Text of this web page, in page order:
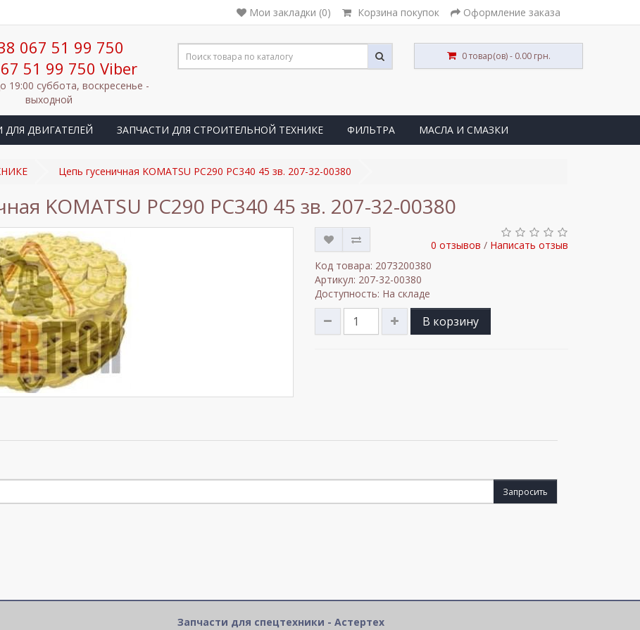
Мои закладки (0) Корзина покупок Оформление заказа
067 51 99 750
51 99 750 Viber
19:00 суббота, воскресенье -
выходной
0 товар(ов) - 0.00 грн.
ДЛЯ ДВИГАТЕЛЕЙ ЗАПЧАСТИ ДЛЯ СТРОИТЕЛЬНОЙ ТЕХНИКЕ ФИЛЬТРА МАСЛА И СМАЗКИ
Цепь гусеничная KOMATSU PC290 PC340 45 зв. 207-32-00380
KOMATSU PC290 PC340 45 зв. 207-32-00380
0 отзывов / Написать отзыв
Код товара: 2073200380
Артикул: 207-32-00380
Доступность: На складе
В корзину
Запросить
Запчасти для спецтехники - Астертех